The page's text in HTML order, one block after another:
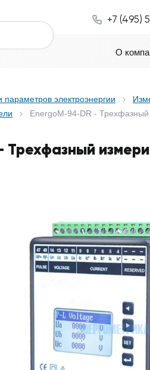
+7 (495)
О
параметров электроэнергии
EnergoM-94-DR - Трехфазный
Трехфазный